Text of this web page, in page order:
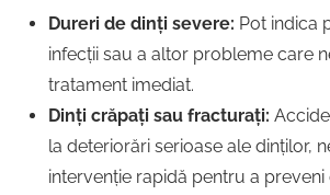
Dureri de dinți severe: Pot indica
infecții sau a altor probleme care
tratament imediat.
Dinți crăpați sau fracturați:
la deteriorări serioase ale dinților,
intervenție rapidă pentru a